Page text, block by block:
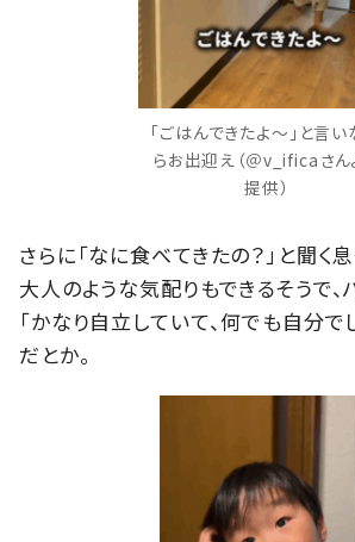
「ごはんできたよ～」と言
らお出迎え（＠v_ificaさん
提供）
さらに「なに食べてきたの？」と聞く
大人のような気配りもできるそうで、
「かなり自立していて、何でも自分で
だとか。